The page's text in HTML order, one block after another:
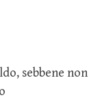
sebbene non